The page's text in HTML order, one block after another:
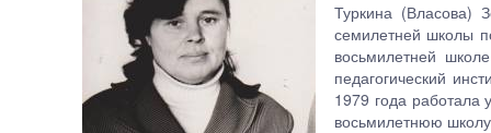
Туркина (Власова)
семилетней школы
восьмилетней
педагогический
1979 года работала
восьмилетнюю